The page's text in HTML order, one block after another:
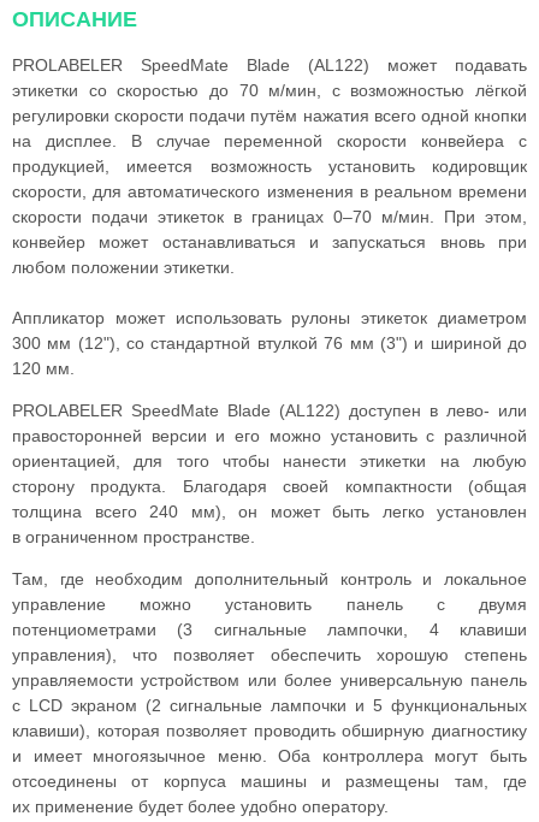
ОПИСАНИЕ
PROLABELER SpeedMate Blade (AL122) может подавать
этикетки со скоростью до 70 м/мин, с возможностью лёгкой
регулировки скорости подачи путём нажатия всего одной кнопки
на дисплее. В случае переменной скорости конвейера с
продукцией, имеется возможность установить кодировщик
скорости, для автоматического изменения в реальном времени
скорости подачи этикеток в границах 0–70 м/мин. При этом,
конвейер может останавливаться и запускаться вновь при
любом положении этикетки.
Аппликатор может использовать рулоны этикеток диаметром
300 мм (12"), со стандартной втулкой 76 мм (3") и шириной до
120 мм.
PROLABELER SpeedMate Blade (AL122) доступен в лево- или
правосторонней версии и его можно установить с различной
ориентацией, для того чтобы нанести этикетки на любую
сторону продукта. Благодаря своей компактности (общая
толщина всего 240 мм), он может быть легко установлен
в ограниченном пространстве.
Там, где необходим дополнительный контроль и локальное
управление можно установить панель с двумя
потенциометрами (3 сигнальные лампочки, 4 клавиши
управления), что позволяет обеспечить хорошую степень
управляемости устройством или более универсальную панель
с LCD экраном (2 сигнальные лампочки и 5 функциональных
клавиши), которая позволяет проводить обширную диагностику
и имеет многоязычное меню. Оба контроллера могут быть
отсоединены от корпуса машины и размещены там, где
их применение будет более удобно оператору.